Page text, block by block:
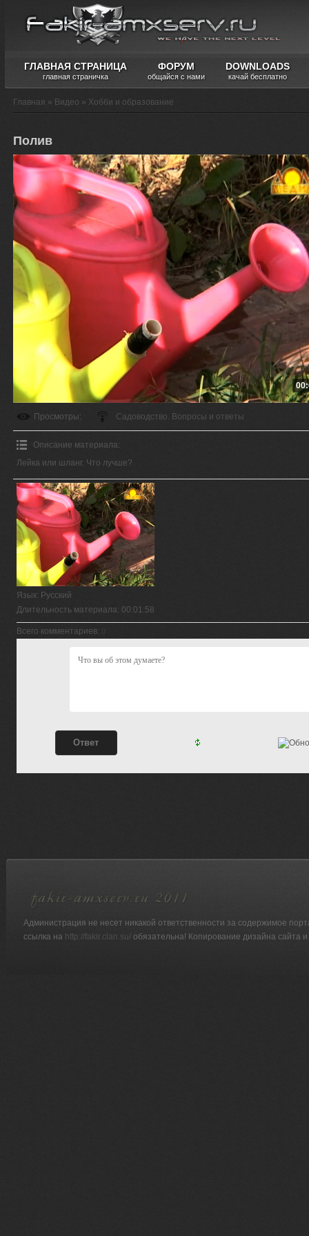
ГЛАВНАЯ СТРАНИЦА
главная страничка
ФОРУМ
общайся с нами
DOWNLOADS
качай бесплатно
Главная » Видео » Хобби и образование
Полив
Просмотры: Садоводство. Вопросы и ответы
Описание материала:
Лейка или шланг. Что лучше?
Язык: Русский
Длительность материала: 00:01:58
Всего комментариев:
Администрация не несет никакой ответственности за содержимое
ссылка на http://fakir.clan.su/ обязательна! Копирование дизайна сайта